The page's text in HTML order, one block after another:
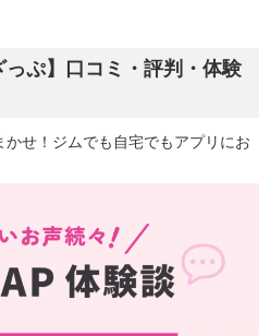
ぷ】口コミ・評判・体験
せ！ジムでも自宅でもアプリにお